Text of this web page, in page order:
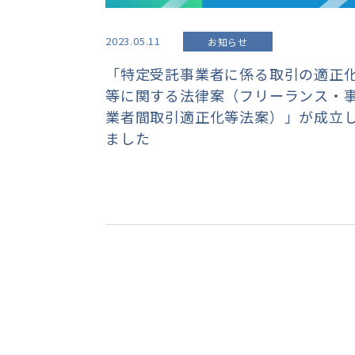
2023.05.11 お知らせ
「特定受託事業者に係る取引の適正
等に関する法律案（フリーランス・
業者間取引適正化等法案）」が成立
ました